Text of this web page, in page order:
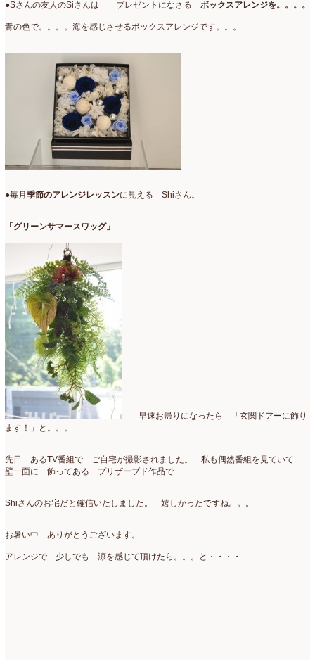
●Sさんの友人のSiさんは プレゼントになさる ボックスアレンジを。。。。
青の色で。。。。海を感じさせるボックスアレンジです。。。
●毎月 季節のアレンジレッスンに見える Shiさん。
「グリーンサマースワッグ」
早速お帰りになったら 「玄関ドアーに飾り
ます！」と。。。
先日 あるTV番組で ご自宅が撮影されました。 私も偶然番組を見ていて
壁一面に 飾ってある プリザーブド作品で
Shiさんのお宅だと確信いたしました。 嬉しかったですね。。。
お暑い中 ありがとうございます。
アレンジで 少しでも 涼を感じて頂けたら。。。と・・・・